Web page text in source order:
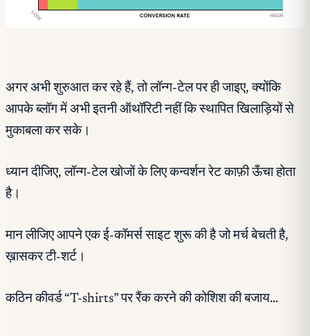
अगर अभी शुरुआत कर रहे हैं, तो लॉन्ग-टेल पर ही जाइए, क्योंकि
आपके ब्लॉग में अभी इतनी ऑथॉरिटी नहीं कि स्थापित खिलाड़ियों से
मुकाबला कर सके।
ध्यान दीजिए, लॉन्ग-टेल खोजों के लिए कन्वर्शन रेट काफ़ी ऊँचा होता
है।
मान लीजिए आपने एक ई-कॉमर्स साइट शुरू की है जो मर्च बेचती है,
ख़ासकर टी-शर्ट।
कठिन कीवर्ड “T-shirts” पर रैंक करने की कोशिश की बजाय…